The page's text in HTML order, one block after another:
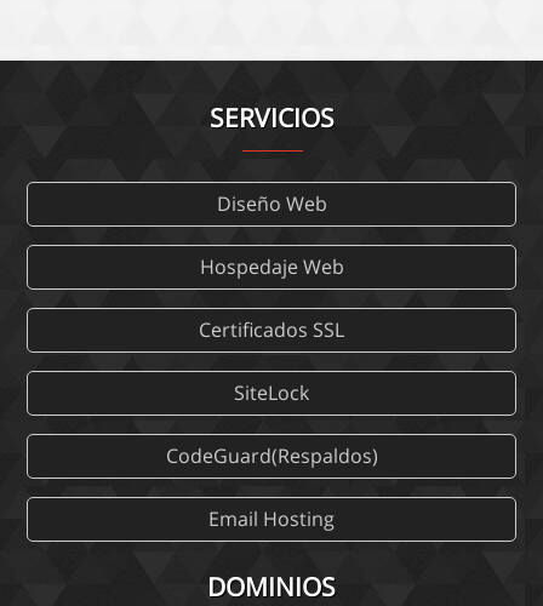
SERVICIOS
Diseño Web
Hospedaje Web
Certificados SSL
SiteLock
CodeGuard(Respaldos)
Email Hosting
DOMINIOS